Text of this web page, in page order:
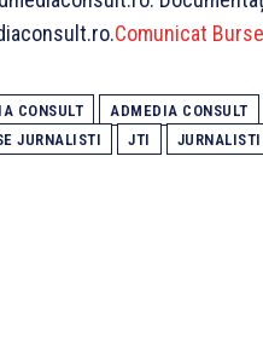
Comunicat
CONSULT ADMEDIA CONSULT
JURNALISTI
JTI JURNALISTI